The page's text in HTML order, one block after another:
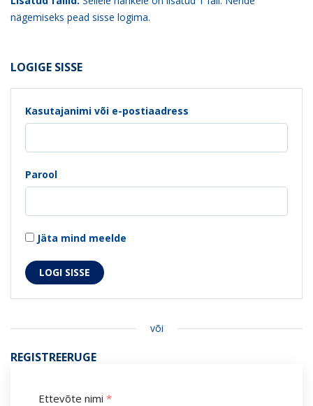
nägemiseks pead sisse logima.
LOGIGE SISSE
Kasutajanimi või e-postiaadress
Parool
Jäta mind meelde
või
REGISTREERUGE
Ettevõte nimi *